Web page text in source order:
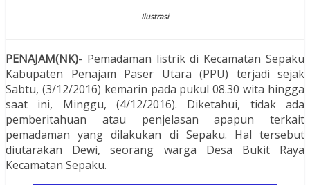
Ilustrasi
PENAJAM(NK)- Pemadaman listrik di Kecamatan Sepaku
Kabupaten Penajam Paser Utara (PPU) terjadi sejak
Sabtu, (3/12/2016) kemarin pada pukul 08.30 wita hingga
saat ini, Minggu, (4/12/2016). Diketahui, tidak ada
pemberitahuan atau penjelasan apapun terkait
pemadaman yang dilakukan di Sepaku. Hal tersebut
diutarakan Dewi, seorang warga Desa Bukit Raya
Kecamatan Sepaku.